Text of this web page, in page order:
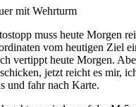
mit Wehrturm
muss heute Morgen
vom heutigen Ziel
vertippt heute Morgen.
jetzt reicht es mir,
und fahr nach Karte.